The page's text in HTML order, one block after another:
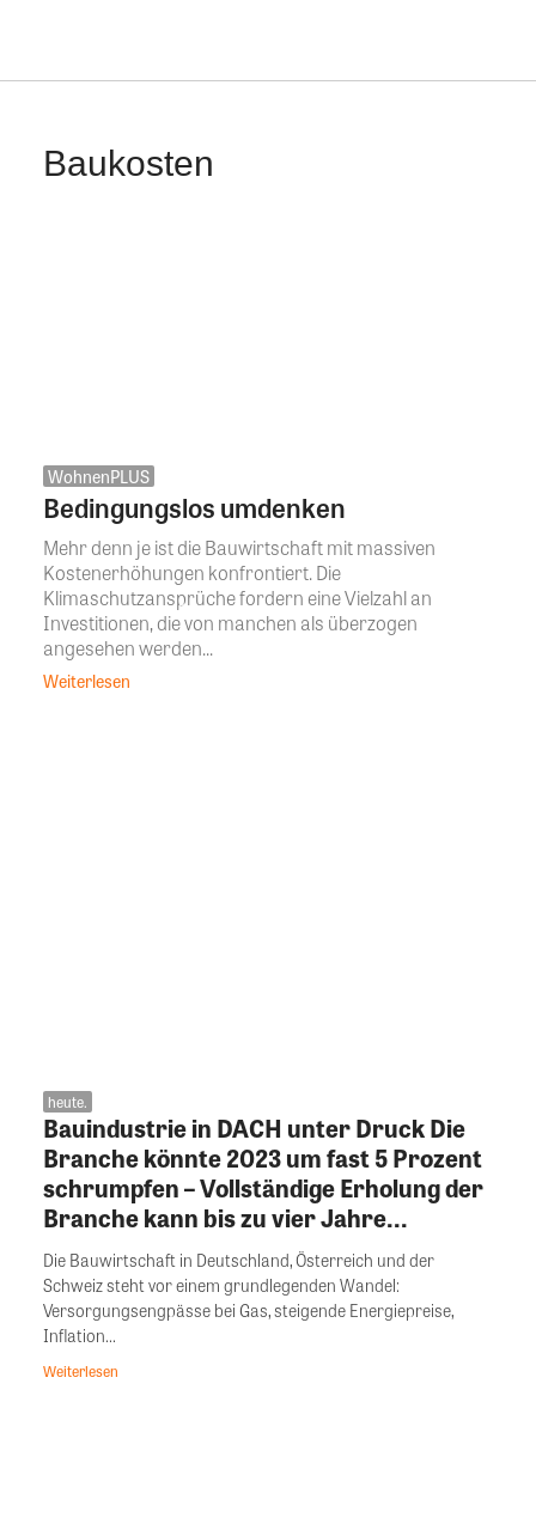
Baukosten
WohnenPLUS
Bedingungslos umdenken
Mehr denn je ist die Bauwirtschaft mit massiven
Kostenerhöhungen konfrontiert. Die
Klimaschutzansprüche fordern eine Vielzahl an
Investitionen, die von manchen als überzogen
angesehen werden...
Weiterlesen
heute.
Bauindustrie in DACH unter Druck Die
Branche könnte 2023 um fast 5 Prozent
schrumpfen – Vollständige Erholung der
Branche kann bis zu vier Jahre...
Die Bauwirtschaft in Deutschland, Österreich und der
Schweiz steht vor einem grundlegenden Wandel:
Versorgungsengpässe bei Gas, steigende Energiepreise,
Inflation...
Weiterlesen